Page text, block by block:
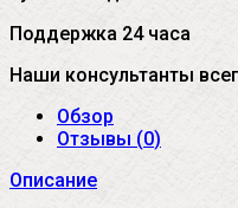
Поддержка 24 часа
Наши консультанты
Обзор
Отзывы (0)
Описание